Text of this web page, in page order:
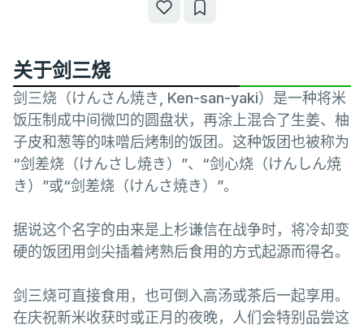
关于剑三烧
剑三烧（けんさん焼き, Ken-san-yaki）是一种将米
饭压制成中间微凹的圆盘状，再涂上混合了生姜、柚
子皮和葱等的味噌后烤制的饭团。这种饭团也被称为
“剑差烧（けんさし焼き）”、“剑心烧（けんしん焼
き）”或“剑差烧（けんさ焼き）”。
据说这个名字的由来是上杉谦信在战争时，将冷却变
硬的饭团用剑尖插着烤熟后食用的方式起源而得名。
剑三烧可直接食用，也可倒入高汤或茶后一起享用。
在庆祝新米收获时或正月的夜晚，人们会特别品尝这